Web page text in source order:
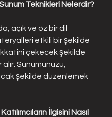
Teknikleri Nelerdir?
açık ve öz bir dil
etkili bir şekilde
çekecek şekilde
Sunumunuzu,
şekilde düzenlemek
İlgisini Nasıl